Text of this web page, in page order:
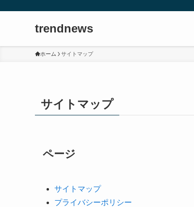
trendnews
ホーム サイトマップ
サイトマップ
ページ
サイトマップ
プライバシーポリシー